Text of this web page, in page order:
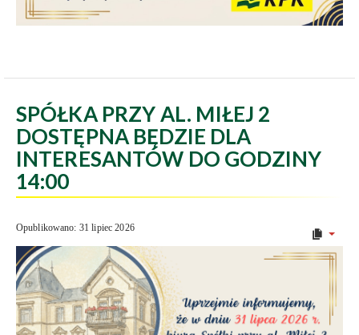
SPÓŁKA PRZY AL. MIŁEJ 2
DOSTĘPNA BĘDZIE DLA
INTERESANTÓW DO GODZINY
14:00
Opublikowano: 31 lipiec 2026